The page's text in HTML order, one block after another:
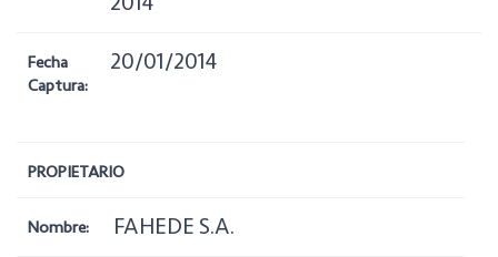
Fecha
Captura:
20/01/2014
PROPIETARIO
Nombre: FAHEDE S.A.